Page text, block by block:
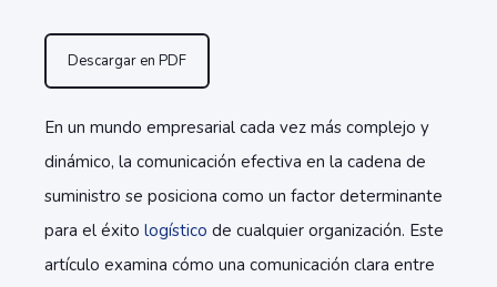
Descargar en PDF
En un mundo empresarial cada vez más complejo y
dinámico, la comunicación efectiva en la cadena de
suministro se posiciona como un factor determinante
para el éxito logístico de cualquier organización. Este
artículo examina cómo una comunicación clara entre